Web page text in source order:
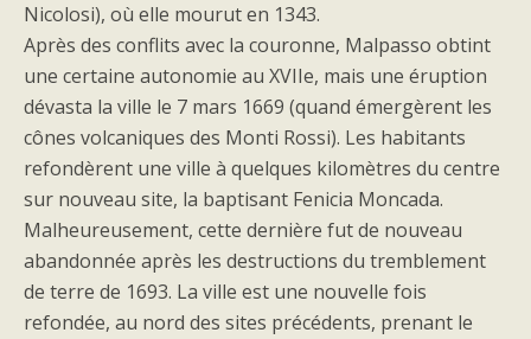
Nicolosi), où elle mourut en 1343.
Après des conflits avec la couronne, Malpasso obtint
une certaine autonomie au XVIIe, mais une éruption
dévasta la ville le 7 mars 1669 (quand émergèrent les
cônes volcaniques des Monti Rossi). Les habitants
refondèrent une ville à quelques kilomètres du centre
sur nouveau site, la baptisant Fenicia Moncada.
Malheureusement, cette dernière fut de nouveau
abandonnée après les destructions du tremblement
de terre de 1693. La ville est une nouvelle fois
refondée, au nord des sites précédents, prenant le